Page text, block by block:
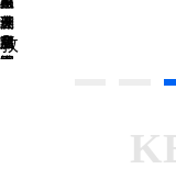
美
食
网
春
膳
网
敦
一
店
社
球
三
宝
溯
源
查
废
品
回